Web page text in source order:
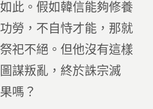
此。假如韓信能夠修養
勞，不自恃才能，那就
祀不絕。但他沒有這樣
謀叛亂，終於誅宗滅
嗎？